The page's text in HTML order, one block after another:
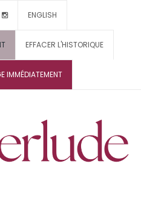
ENGLISH
EFFACER L'HISTORIQUE
IMMÉDIATEMENT